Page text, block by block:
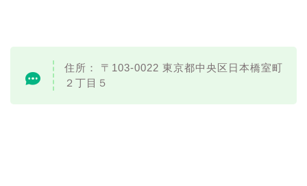
住所： 〒103-0022 東京都中央区日本橋室町
２丁目５